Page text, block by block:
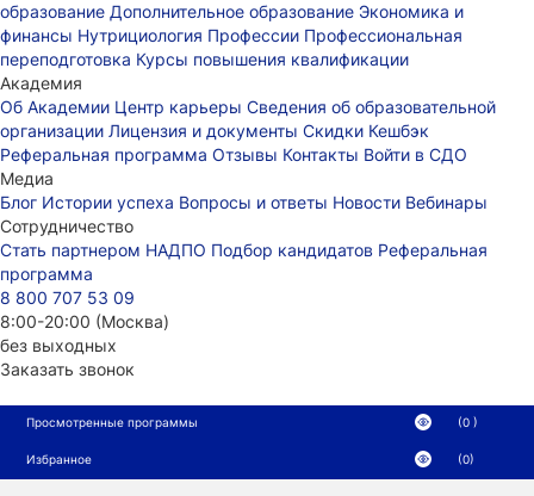
образование Дополнительное образование Экономика и
финансы Нутрициология Профессии Профессиональная
переподготовка Курсы повышения квалификации
Академия
Об Академии Центр карьеры Сведения об образовательной
организации Лицензия и документы Скидки Кешбэк
Реферальная программа Отзывы Контакты Войти в СДО
Медиа
Блог Истории успеха Вопросы и ответы Новости Вебинары
Сотрудничество
Стать партнером НАДПО Подбор кандидатов Реферальная
программа
8 800 707 53 09
8:00-20:00 (Москва)
без выходных
Заказать звонок
Просмотренные программы (0 )
Избранное (0)